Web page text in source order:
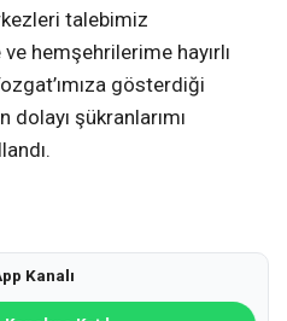
talebimiz
hemşehrilerime hayırlı
gösterdiği
şükranlarımı
Kanalı